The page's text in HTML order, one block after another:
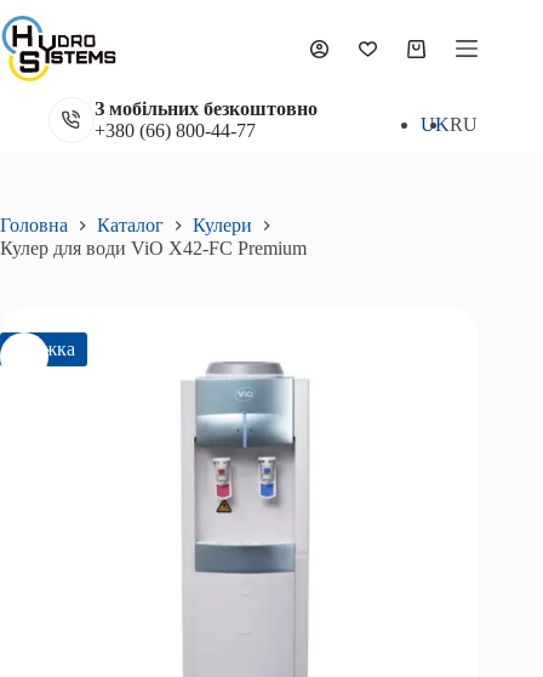
до
вмісту
16 500
Оригінальна
16
11 700₴
Поточна
11
Додати в кошикКошик
З мобільних безкоштовно
+380 (66) 800-44-77
UKRU
Головна Каталог
Кулери
Кулер для води ViO X42-FC Premium
Знижка